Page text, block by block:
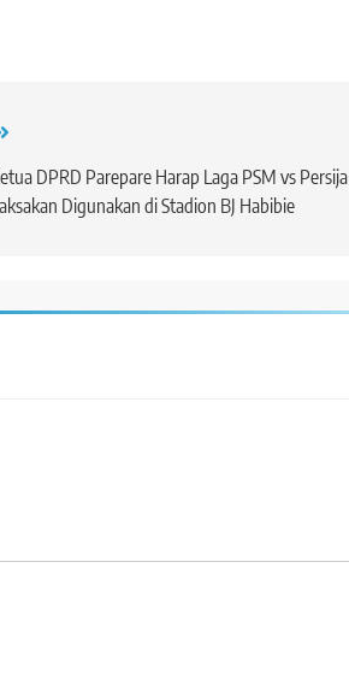
DPRD Parepare Harap Laga PSM vs Persija
Digunakan di Stadion BJ Habibie